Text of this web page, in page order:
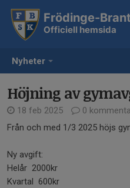
Nyheter
Frödinge-
Officiell hemsida
Höjning av
18 feb 2025
0
Från och med 1/3 2025 höjs
Ny avgift:
Helår 2000kr
Kvartal 600kr